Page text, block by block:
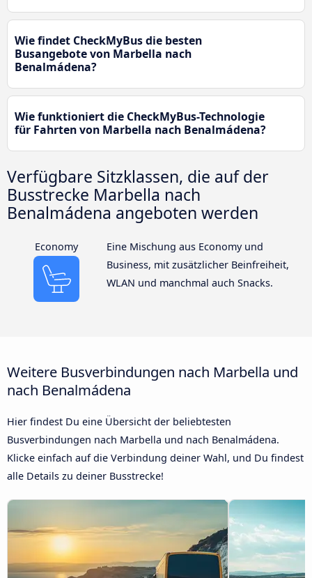
Wie findet CheckMyBus die besten
Busangebote von Marbella nach
Benalmádena?
Wie funktioniert die CheckMyBus-Technologie
für Fahrten von Marbella nach Benalmádena?
Verfügbare Sitzklassen, die auf der
Busstrecke Marbella nach
Benalmádena angeboten werden
Economy
Eine Mischung aus Economy und
Business, mit zusätzlicher Beinfreiheit,
WLAN und manchmal auch Snacks.
Weitere Busverbindungen nach Marbella und
nach Benalmádena
Hier findest Du eine Übersicht der beliebtesten
Busverbindungen nach Marbella und nach Benalmádena.
Klicke einfach auf die Verbindung deiner Wahl, und Du findest
alle Details zu deiner Busstrecke!